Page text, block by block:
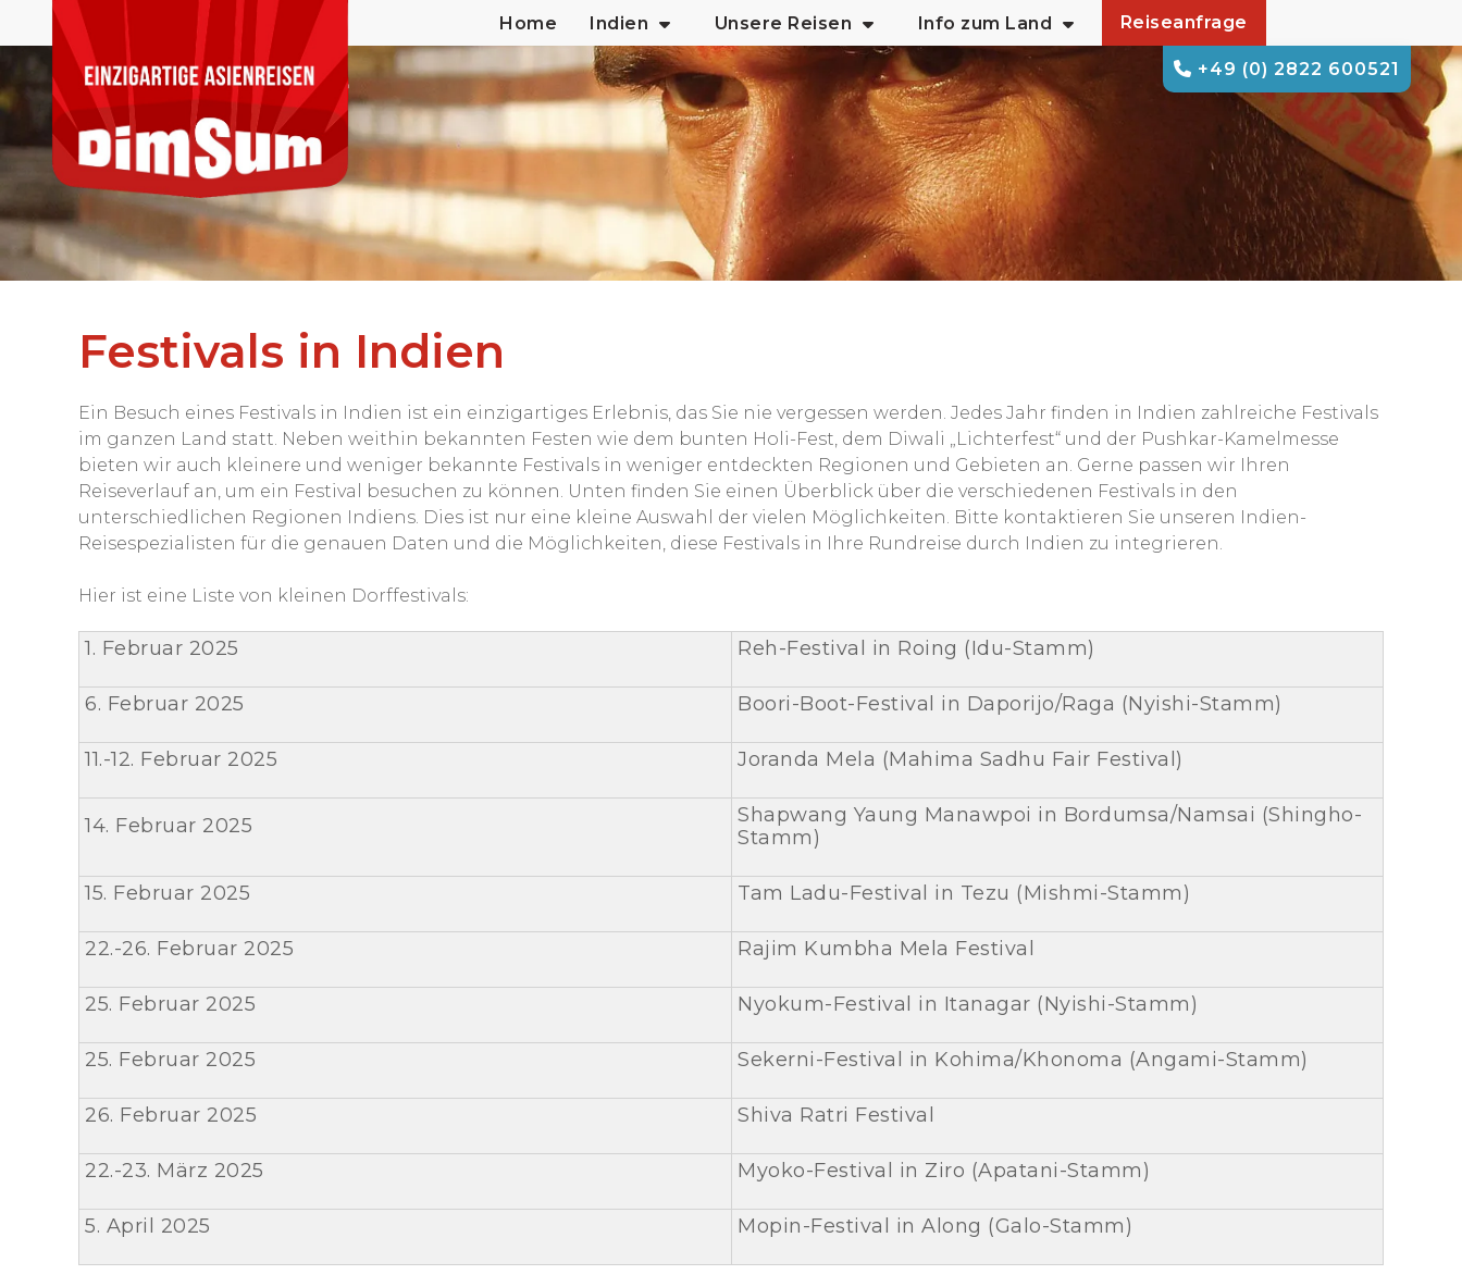
+49 (0) 2822 600521
Home Indien Unsere Reisen Info zum Land Reiseanfrage
Festivals in Indien
Ein Besuch eines Festivals in Indien ist ein einzigartiges Erlebnis, das Sie nie vergessen werden. Jedes Jahr finden in Indien zahlreiche Festivals
im ganzen Land statt. Neben weithin bekannten Festen wie dem bunten Holi-Fest, dem Diwali „Lichterfest“ und der Pushkar-Kamelmesse
bieten wir auch kleinere und weniger bekannte Festivals in weniger entdeckten Regionen und Gebieten an. Gerne passen wir Ihren
Reiseverlauf an, um ein Festival besuchen zu können. Unten finden Sie einen Überblick über die verschiedenen Festivals in den
unterschiedlichen Regionen Indiens. Dies ist nur eine kleine Auswahl der vielen Möglichkeiten. Bitte kontaktieren Sie unseren Indien-
Reisespezialisten für die genauen Daten und die Möglichkeiten, diese Festivals in Ihre Rundreise durch Indien zu integrieren.
Hier ist eine Liste von kleinen Dorffestivals:
1. Februar 2025 Reh-Festival in Roing (Idu-Stamm)
6. Februar 2025 Boori-Boot-Festival in Daporijo/Raga (Nyishi-Stamm)
11.-12. Februar 2025 Joranda Mela (Mahima Sadhu Fair Festival)
14. Februar 2025
Shapwang Yaung Manawpoi in Bordumsa/Namsai (Shingho-
Stamm)
15. Februar 2025 Tam Ladu-Festival in Tezu (Mishmi-Stamm)
22.-26. Februar 2025 Rajim Kumbha Mela Festival
25. Februar 2025 Nyokum-Festival in Itanagar (Nyishi-Stamm)
25. Februar 2025 Sekerni-Festival in Kohima/Khonoma (Angami-Stamm)
26. Februar 2025 Shiva Ratri Festival
22.-23. März 2025 Myoko-Festival in Ziro (Apatani-Stamm)
5. April 2025 Mopin-Festival in Along (Galo-Stamm)